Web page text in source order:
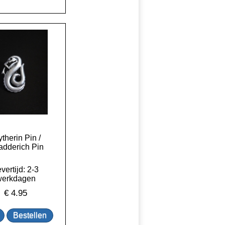
Pin /
Pin
2-3
€ 4.95